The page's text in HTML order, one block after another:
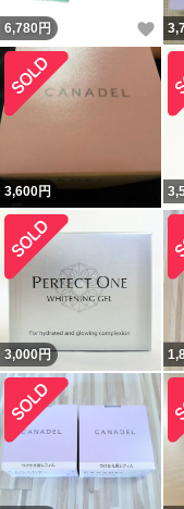
6,780 円 い
3,600円
3,000円